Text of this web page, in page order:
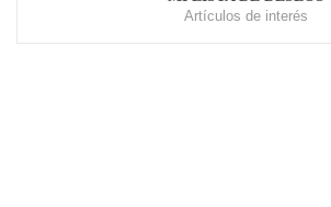
Artículos de interés